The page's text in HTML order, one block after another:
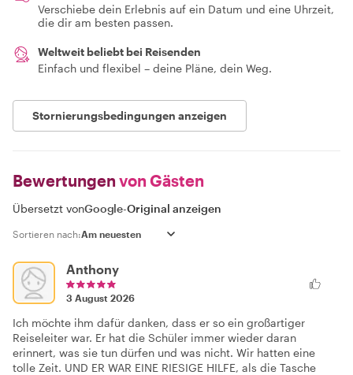
Verschiebe dein Erlebnis auf ein Datum und eine Uhrzeit,
die dir am besten passen.
Weltweit beliebt bei Reisenden
Einfach und flexibel – deine Pläne, dein Weg.
Stornierungsbedingungen anzeigen
Bewertungen von Gästen
Übersetzt vonGoogle-Original anzeigen
Sortieren nach:
Anthony
3 August 2026
Ich möchte ihm dafür danken, dass er so ein großartiger
Reiseleiter war. Er hat die Schüler immer wieder daran
erinnert, was sie tun dürfen und was nicht. Wir hatten eine
tolle Zeit. UND ER WAR EINE RIESIGE HILFE, als die Tasche